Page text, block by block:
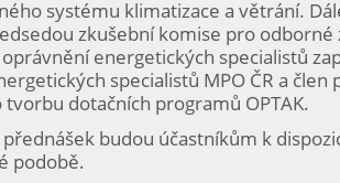
systému klimatizace a větrání.
zkušební komise pro odborné
energetických specialistů
specialistů MPO ČR a člen
dotačních programů OPTAK.
budou účastníkům k
podobě.